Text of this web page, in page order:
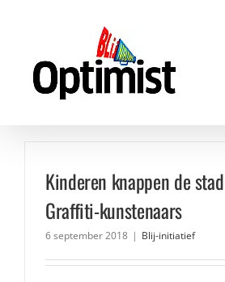
Kinderen knappen de
Graffiti-kunstenaars
6 september 2018 | Blij-initiatief